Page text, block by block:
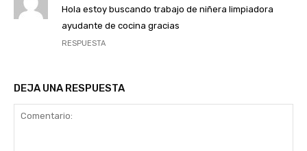
Hola estoy buscando trabajo de niñera limpiadora
ayudante de cocina gracias
RESPUESTA
DEJA UNA RESPUESTA